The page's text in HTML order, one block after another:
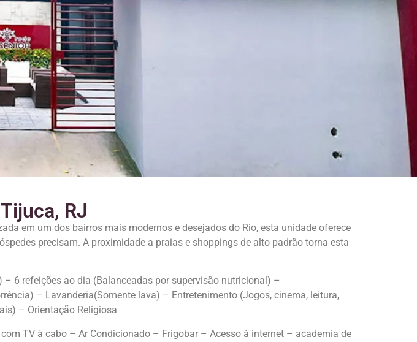
RJ
em um dos bairros mais modernos e desejados do Rio, esta unidade oferece
precisam. A proximidade a praias e shoppings de alto padrão torna esta
6 refeições ao dia (Balanceadas por supervisão nutricional) –
– Lavanderia(Somente lava) – Entretenimento (Jogos, cinema, leitura,
– Orientação Religiosa
TV à cabo – Ar Condicionado – Frigobar – Acesso à internet – academia de